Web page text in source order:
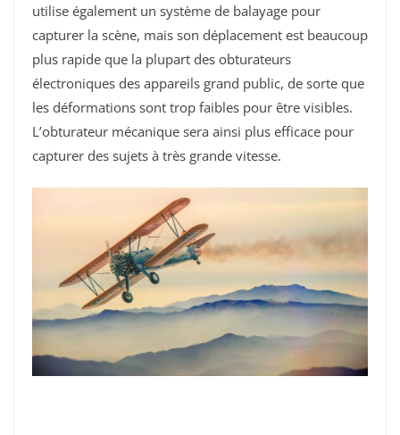
utilise également un système de balayage pour
capturer la scène, mais son déplacement est beaucoup
plus rapide que la plupart des obturateurs
électroniques des appareils grand public, de sorte que
les déformations sont trop faibles pour être visibles.
L’obturateur mécanique sera ainsi plus efficace pour
capturer des sujets à très grande vitesse.